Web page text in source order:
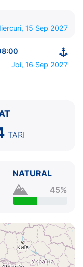
15 Sep 2027
Joi, 16 Sep 2027
TARI
NATURAL
45%